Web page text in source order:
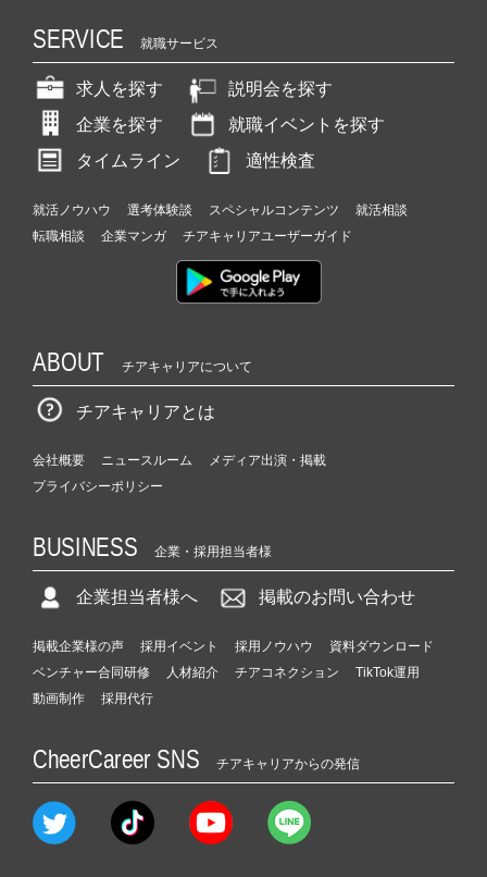
SERVICE 就職サービス
求人を探す
説明会を探す
企業を探す
就職イベントを探す
タイムライン
適性検査
就活ノウハウ 選考体験談 スペシャルコンテンツ
就活相談
転職相談
企業マンガ チアキャリアユーザーガイド
ABOUT チアキャリアについて
チアキャリアとは
会社概要 ニュースルーム
メディア出演・掲載
プライバシーポリシー
BUSINESS 企業・採用担当者様
企業担当者様へ 掲載のお問い合わせ
掲載企業様の声 採用イベント 採用ノウハウ
資料ダウンロード
ベンチャー合同研修
人材紹介 チアコネクション
TikTok運用
動画制作
採用代行
CheerCareer SNS チアキャリアからの発信